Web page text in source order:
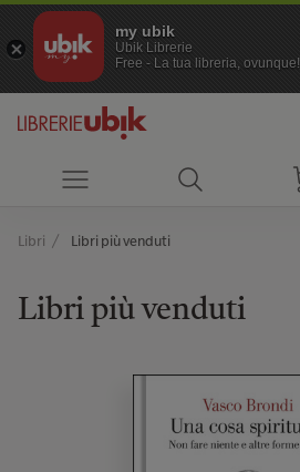
my ubik
Ubik Librerie
Free - La tua libreria, ovunque!
Libri Libri più venduti
Libri più venduti